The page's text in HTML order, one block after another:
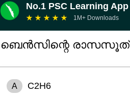
No.1 PSC Learning App
★ ★ ★ ★ ★ 1M+ Downloads
ബെൻസിന്റെ
A C2H6